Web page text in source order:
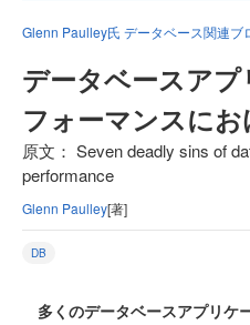
Glenn Paulley氏 データベース関連ブ
データベースア
フォーマンスに
原文： Seven deadly sins of
performance
Glenn Paulley[著]
DB
多くのデータベースアプリケ